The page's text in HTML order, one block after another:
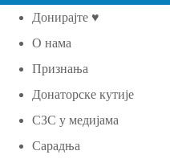
Донирајте ♥
О нама
Признања
Донаторске кутије
СЗС у медијама
Сарадња